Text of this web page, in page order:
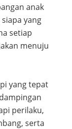
anak
yang
setiap
menuju
yang tepat
perilaku,
serta